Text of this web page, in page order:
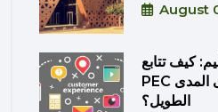
August
كيف تتابع
PEC أداء مشاريعها على المدى
الطويل؟